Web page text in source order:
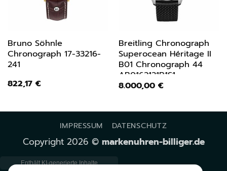
Bruno Söhnle
Chronograph 17-33216-
241
822,17 €
Breitling Chronograph
Superocean Héritage II
B01 Chronograph 44
AB0162121B1S1
8.000,00 €
IMPRESSUM DATENSCHUTZ
Copyright 2026 © markenuhren-billiger.de